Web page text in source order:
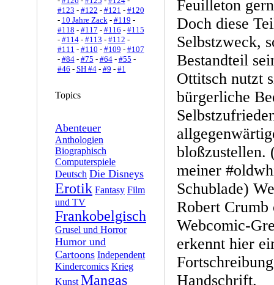
#123 - #122 - #121 - #120
- 10 Jahre Zack- #119 -
#118 - #117 - #116 - #115
- #114- #113 - #112 -
#111 - #110 - #109 - #107
- #84- #75 - #64- #55 -
#46 - SH #4- #9 - #1
Topics
Abenteuer
Anthologien
Biographisch
Computerspiele
Deutsch Die Disneys
Erotik Fantasy Film
und TV
Frankobelgisch
Grusel und Horror
Humor und
Cartoons Independent
Kindercomics Krieg
Kunst Mangas
Feuilleton
Doch diese
Selbstzweck,
Bestandteil
Ottitsch nutzt
bürgerliche
bloßzustellen.
meiner
Schublade)
Robert Crumb
Webcomic-
erkennt hier
Handschrift.